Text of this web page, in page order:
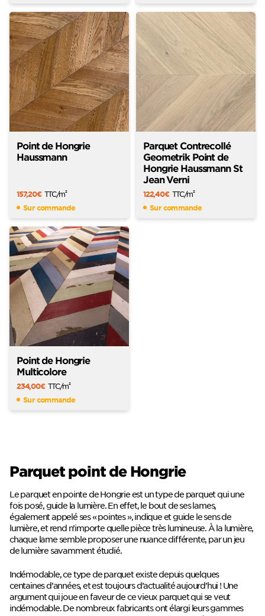
Point de Hongrie
Haussmann
157,20€ TTC/m2
Sur commande
Parquet Contrecollé
Geometrik Point de
Hongrie Haussmann St
Jean Verni
122,40€ TTC/m2
Sur commande
Point de Hongrie
Multicolore
234,00€ TTC/m2
Sur commande
Parquet point de Hongrie
Le parquet en pointe de Hongrie est un type de parquet qui une
fois posé, guide la lumière. En effet, le bout de ses lames,
également appelé ses « pointes », indique et guide le sens de
lumière, et rend n’importe quelle pièce très lumineuse. À la lumière,
chaque lame semble proposer une nuance différente, par un jeu
de lumière savamment étudié.
Indémodable, ce type de parquet existe depuis quelques
centaines d’années, et est toujours d’actualité aujourd’hui ! Une
argument qui joue en faveur de ce vieux parquet qui se veut
indémodable. De nombreux fabricants ont élargi leurs gammes